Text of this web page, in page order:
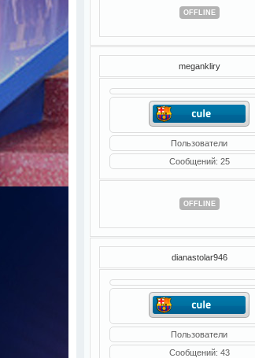
OFFLINE
megankliry
Пользователи
Сообщений: 25
OFFLINE
dianastolar946
Пользователи
Сообщений: 43